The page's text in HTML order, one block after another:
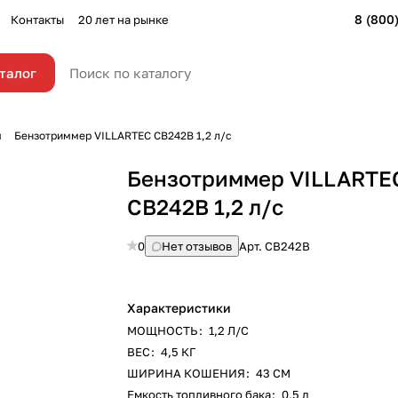
Контакты 20 лет на рынке 8
Бензотриммер VILLARTEC CB242В 1,2 л/с
Бензотриммер
CB242В 1,2 л/с
0 Нет отзывов Арт.CB242B
Характеристики
МОЩНОСТЬ: 1,2 Л/С
ВЕС: 4,5 КГ
ШИРИНА КОШЕНИЯ: 43 СМ
Емкость топливного бака: 0,5 л